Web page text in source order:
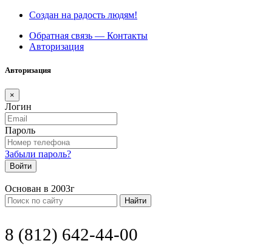
Создан на радость людям!
Обратная связь — Контакты
Авторизация
Авторизация
×
Логин
Пароль
Забыли пароль?
Войти
Основан в 2003г
Найти
8 (812) 642-44-00